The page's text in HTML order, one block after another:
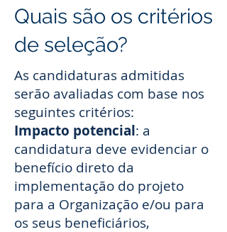
Quais são os critérios
de seleção?
As candidaturas admitidas
serão avaliadas com base nos
seguintes critérios:
Impacto potencial: a
candidatura deve evidenciar o
benefício direto da
implementação do projeto
para a Organização e/ou para
os seus beneficiários,